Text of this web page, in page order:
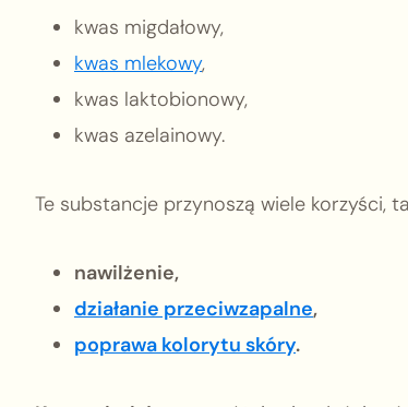
kwas migdałowy,
kwas mlekowy,
kwas laktobionowy,
kwas azelainowy.
Te substancje przynoszą wiele korzyści,
nawilżenie,
działanie przeciwzapalne,
poprawa kolorytu skóry.